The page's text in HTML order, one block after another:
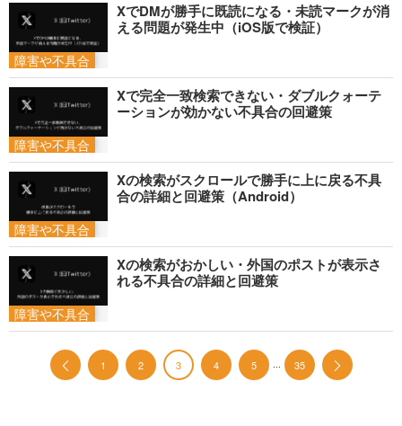
障害や不具合
XでDMが勝手に既読になる・未読マークが消
える問題が発生中（iOS版で検証）
障害や不具合
Xで完全一致検索できない・ダブルクォーテ
ーションが効かない不具合の回避策
障害や不具合
Xの検索がスクロールで勝手に上に戻る不具
合の詳細と回避策（Android）
障害や不具合
Xの検索がおかしい・外国のポストが表示さ
れる不具合の詳細と回避策
1 2 3 4 5 ... 35